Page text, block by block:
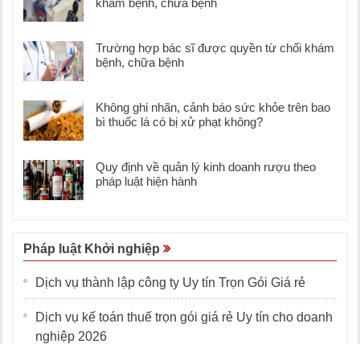
Trường hợp bác sĩ được quyền từ chối khám
bệnh, chữa bệnh
Không ghi nhãn, cảnh báo sức khỏe trên bao
bì thuốc lá có bị xử phạt không?
Quy định về quản lý kinh doanh rượu theo
pháp luật hiện hành
Pháp luật Khởi nghiệp
Dịch vụ thành lập công ty Uy tín Trọn Gói Giá rẻ
Dịch vụ kế toán thuế trọn gói giá rẻ Uy tín cho doanh
nghiệp 2026